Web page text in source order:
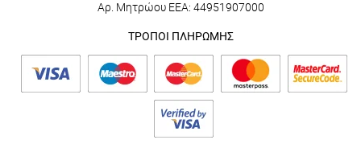
Αρ. Μητρώου ΕΕΑ: 44951907000
ΤΡΟΠΟΙ ΠΛΗΡΩΜΗΣ